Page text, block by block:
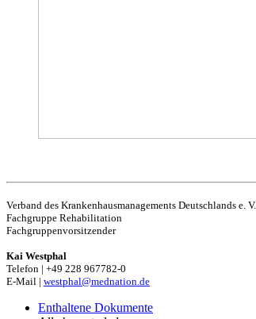
Verband des Krankenhausmanagements Deutschlands e. V.
Fachgruppe Rehabilitation
Fachgruppenvorsitzender
Kai Westphal
Telefon | +49 228 967782-0
E-Mail | westphal@mednation.de
Enthaltene Dokumente